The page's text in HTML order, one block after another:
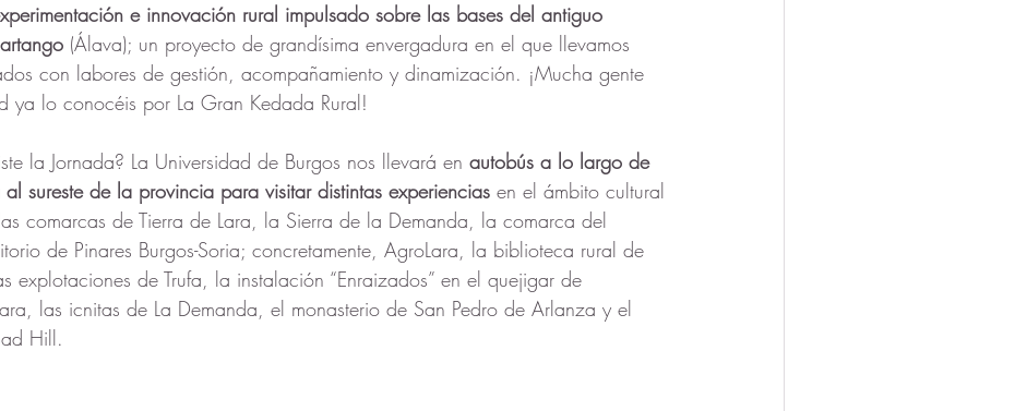
e innovación rural impulsado sobre las bases del antiguo
(Álava); un proyecto de grandísima envergadura en el que llevamos
con labores de gestión, acompañamiento y dinamización. ¡Mucha gente
ya lo conocéis por La Gran Kedada Rural!
la Jornada? La Universidad de Burgos nos llevará en autobús a lo largo de
sureste de la provincia para visitar distintas experiencias en el ámbito cultural
comarcas de Tierra de Lara, la Sierra de la Demanda, la comarca del
de Pinares Burgos-Soria; concretamente, AgroLara, la biblioteca rural de
explotaciones de Trufa, la instalación “Enraizados” en el quejigar de
las icnitas de La Demanda, el monasterio de San Pedro de Arlanza y el
Hill.